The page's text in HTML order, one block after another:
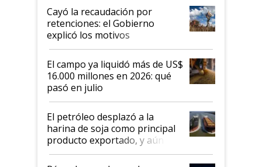
habló del financiamiento al IPCVA
Cayó la recaudación por
retenciones: el Gobierno
explicó los motivos
El campo ya liquidó más de US$
16.000 millones en 2026: qué
pasó en julio
El petróleo desplazó a la
harina de soja como principal
producto exportado, y aún así
el agro aportó casi seis de cada
diez dólares y sostuvo el